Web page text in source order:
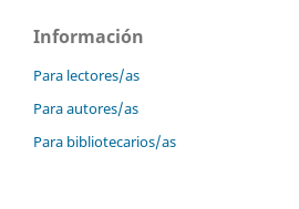
Información
Para lectores/as
Para autores/as
Para bibliotecarios/as